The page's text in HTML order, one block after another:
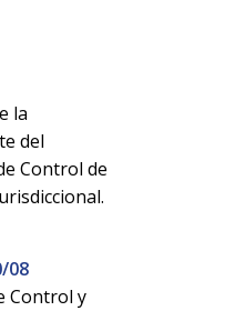
la
del
Control de
08
Control y